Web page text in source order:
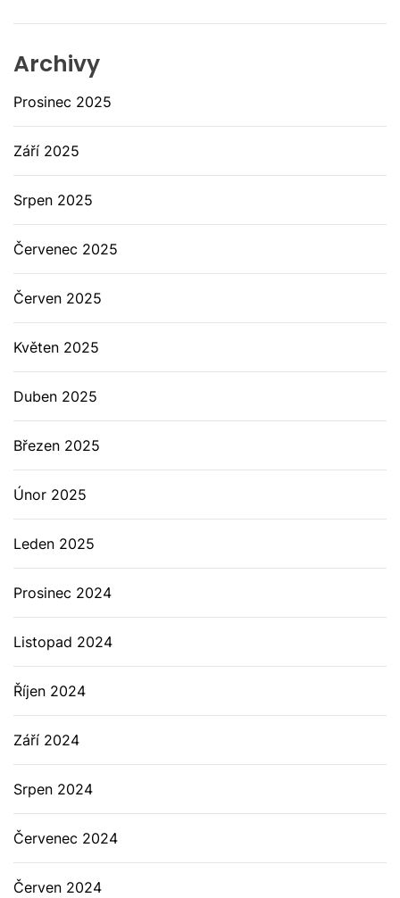
Archivy
Prosinec 2025
Září 2025
Srpen 2025
Červenec 2025
Červen 2025
Květen 2025
Duben 2025
Březen 2025
Únor 2025
Leden 2025
Prosinec 2024
Listopad 2024
Říjen 2024
Září 2024
Srpen 2024
Červenec 2024
Červen 2024